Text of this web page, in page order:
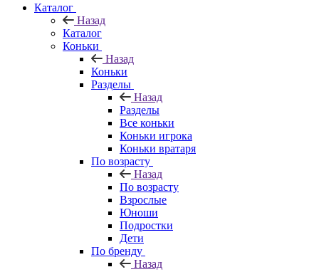
Каталог
Назад
Каталог
Коньки
Назад
Коньки
Разделы
Назад
Разделы
Все коньки
Коньки игрока
Коньки вратаря
По возрасту
Назад
По возрасту
Взрослые
Юноши
Подростки
Дети
По бренду
Назад